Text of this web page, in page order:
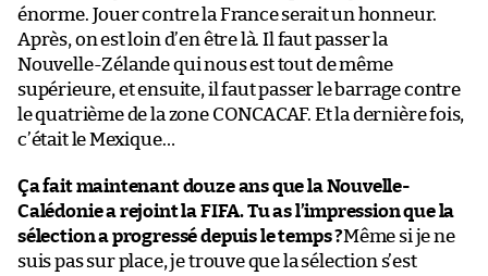
énorme. Jouer contre la France serait un honneur.
Après, on est loin d’en être là. Il faut passer la
Nouvelle-Zélande qui nous est tout de même
supérieure, et ensuite, il faut passer le barrage contre
le quatrième de la zone CONCACAF. Et la dernière fois,
c’était le Mexique…
Ça fait maintenant douze ans que la Nouvelle-
Calédonie a rejoint la FIFA. Tu as l’impression que la
sélection a progressé depuis le temps ?Même si je ne
suis pas sur place, je trouve que la sélection s’est